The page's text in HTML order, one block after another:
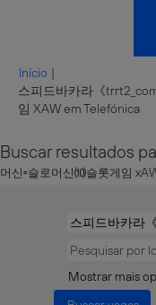
Início |
스피드바카라《
임 XAW em Telefónica
Buscar resultados
머신▫슬로머신⑽슬롯게임
Mostrar mais